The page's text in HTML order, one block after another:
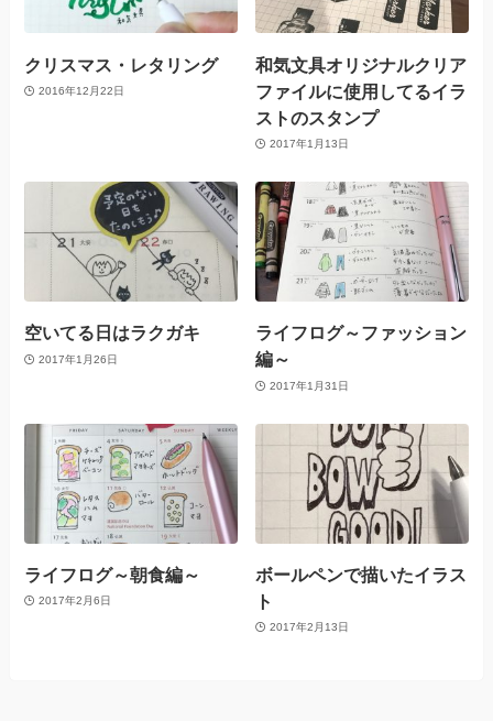
クリスマス・レタリング
2016年12月22日
和気文具オリジナルクリア
ファイルに使用してるイラ
ストのスタンプ
2017年1月13日
空いてる日はラクガキ
2017年1月26日
ライフログ～ファッション
編～
2017年1月31日
ライフログ～朝食編～
2017年2月6日
ボールペンで描いたイラス
ト
2017年2月13日